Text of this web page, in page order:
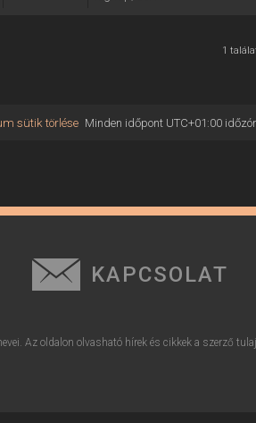
1
Minden időpont UTC+01:00
sütik törlése
KAPCSOLAT
Az oldalon olvasható hírek és cikkek a szerző